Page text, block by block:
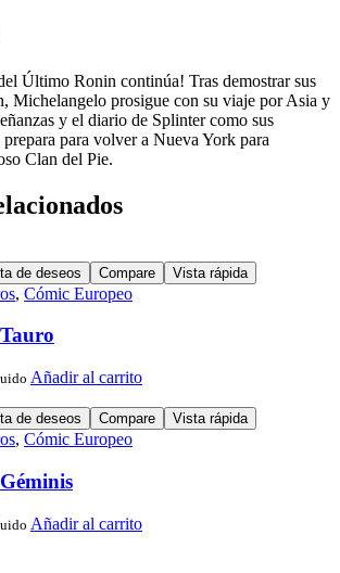
Último Ronin continúa! Tras demostrar sus
Michelangelo prosigue con su viaje por Asia y
y el diario de Splinter como sus
para volver a Nueva York para
Clan del Pie.
de deseos Compare Vista rápida
, Cómic Europeo
Añadir al carrito
de deseos Compare Vista rápida
, Cómic Europeo
Añadir al carrito